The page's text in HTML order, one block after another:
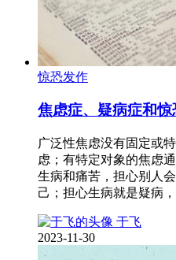
惊恐发作
焦虑症、疑病症和惊
广泛性焦虑没有固定或
虑；有特定对象的焦虑
生病和痛苦，担心别人
己；担心生病就是疑病
于飞
2023-11-30